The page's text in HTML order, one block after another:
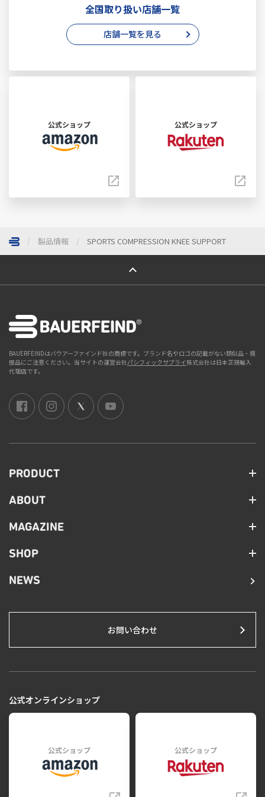
全国取り扱い店舗一覧
店舗一覧を見る
公式ショップ 公式ショップ
製品情報 SPORTS COMPRESSION KNEE SUPPORT
ページトップへ
BAUERFEINDはバウアーファインド社の商標です。ブランド名やロゴの記載がない類似品・模
倣品にご注意ください。当サイトの運営会社パシフィックサプライ株式会社は日本正規輸入
代理店です。
PRODUCT
ABOUT
MAGAZINE
SHOP
NEWS
お問い合わせ
公式オンラインショップ
公式ショップ 公式ショップ